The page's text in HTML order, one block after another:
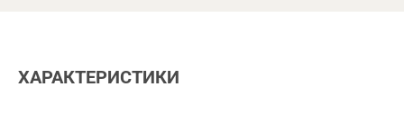
ХАРАКТЕРИСТИКИ